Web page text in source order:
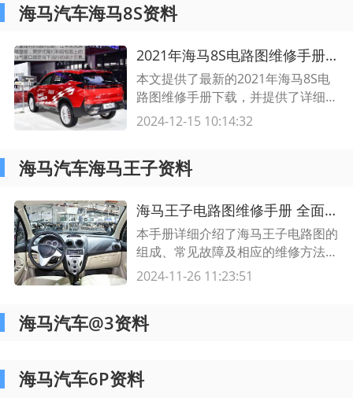
海马汽车海马8S资料
2021年海马8S电路图维修手册下载及使用指南
本文提供了最新的2021年海马8S电
路图维修手册下载，并提供了详细的
使用指南。欢迎阅读并学习海马8S
2024-12-15 10:14:32
海马汽车海马王子资料
海马王子电路图维修手册 全面详解及操作指南
本手册详细介绍了海马王子电路图的
组成、常见故障及相应的维修方法。
通过本手册，您将能够轻松维修和调
2024-11-26 11:23:51
海马汽车@3资料
海马汽车6P资料